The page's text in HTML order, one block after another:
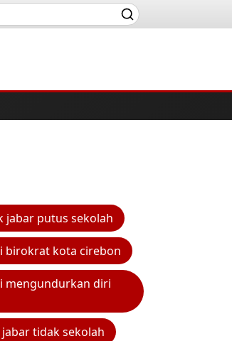
jabar putus sekolah
birokrat kota cirebon
mengundurkan diri
tidak sekolah